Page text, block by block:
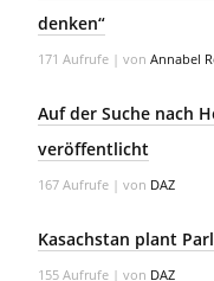
denken“
171 Aufrufe | von Annabel
Auf der Suche nach
veröffentlicht
167 Aufrufe | von DAZ
Kasachstan plant
155 Aufrufe | von DAZ